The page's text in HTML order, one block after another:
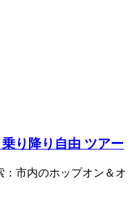
り降り自由 ツアー
：市内のホップオン＆オ